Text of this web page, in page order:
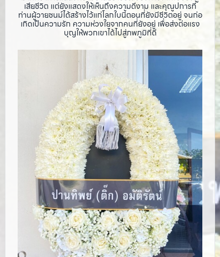
เสียชีวิต แต่ยังแสดงให้เห็นถึงความดีงาม และคุณูปการที่
ท่านผู้วายชนม์ได้สร้างไว้แก่โลกใบนี้ตอนที่ยังมีชีวิตอยู่ จนก่อ
เกิดเป็นความรัก ความห่วงใยจากคนที่ยังอยู่ เพื่อส่งต่อแรง
บุญให้พวกเขาได้ไปสู่ภพภูมิที่ดี